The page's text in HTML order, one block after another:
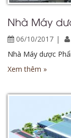
Nhà Máy
06/10/2017
Nhà Máy dược
Xem thêm »